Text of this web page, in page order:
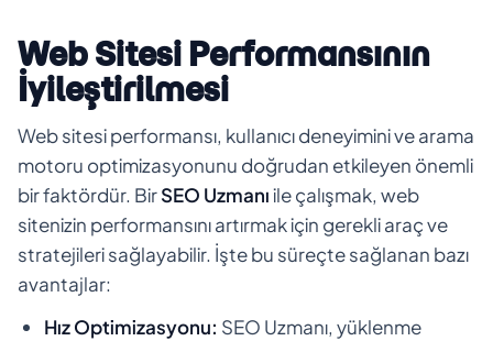
Web Sitesi Performansının
İyileştirilmesi
Web sitesi performansı, kullanıcı deneyimini ve arama
motoru optimizasyonunu doğrudan etkileyen önemli
bir faktördür. BirSEO Uzmanıile çalışmak, web
sitenizin performansını artırmak için gerekli araç ve
stratejileri sağlayabilir. İşte bu süreçte sağlanan bazı
avantajlar:
Hız Optimizasyonu: SEO Uzmanı, yüklenme